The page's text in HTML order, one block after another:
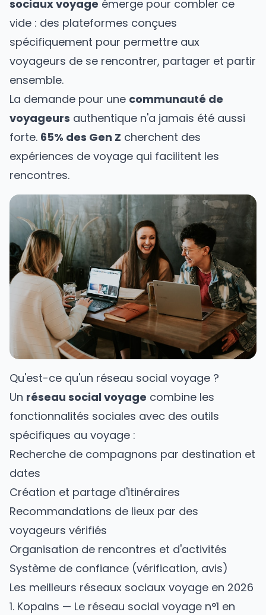
sociaux voyage émerge pour combler ce
vide : des plateformes conçues
spécifiquement pour permettre aux
voyageurs de se rencontrer, partager et partir
ensemble.
La demande pour une communauté de
voyageurs authentique n'a jamais été aussi
forte. 65% des Gen Z cherchent des
expériences de voyage qui facilitent les
rencontres.
Qu'est-ce qu'un réseau social voyage ?
Un réseau social voyage combine les
fonctionnalités sociales avec des outils
spécifiques au voyage :
Recherche de compagnons par destination et
dates
Création et partage d'itinéraires
Recommandations de lieux par des
voyageurs vérifiés
Organisation de rencontres et d'activités
Système de confiance (vérification, avis)
Les meilleurs réseaux sociaux voyage en 2026
1. Kopains — Le réseau social voyage n°1 en